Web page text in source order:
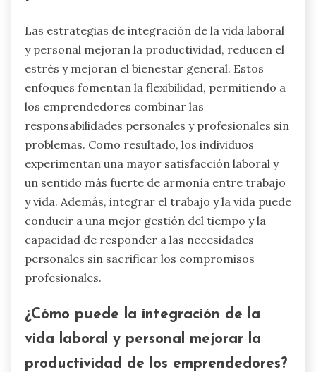
Las estrategias de integración de la vida laboral
y personal mejoran la productividad, reducen el
estrés y mejoran el bienestar general. Estos
enfoques fomentan la flexibilidad, permitiendo a
los emprendedores combinar las
responsabilidades personales y profesionales sin
problemas. Como resultado, los individuos
experimentan una mayor satisfacción laboral y
un sentido más fuerte de armonía entre trabajo
y vida. Además, integrar el trabajo y la vida puede
conducir a una mejor gestión del tiempo y la
capacidad de responder a las necesidades
personales sin sacrificar los compromisos
profesionales.
¿Cómo puede la integración de la
vida laboral y personal mejorar la
productividad de los emprendedores?